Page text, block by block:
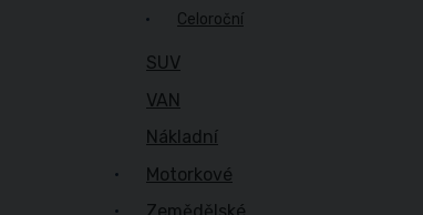
Celoroční
SUV
VAN
Nákladní
Motorkové